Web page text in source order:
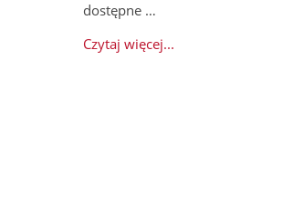
dostępne …
Czytaj więcej...